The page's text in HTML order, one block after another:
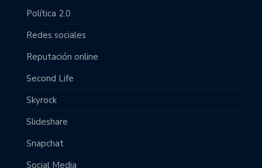
Política 2.0
Redes sociales
Reputación online
Second Life
Skyrock
Slideshare
Snapchat
Social Media